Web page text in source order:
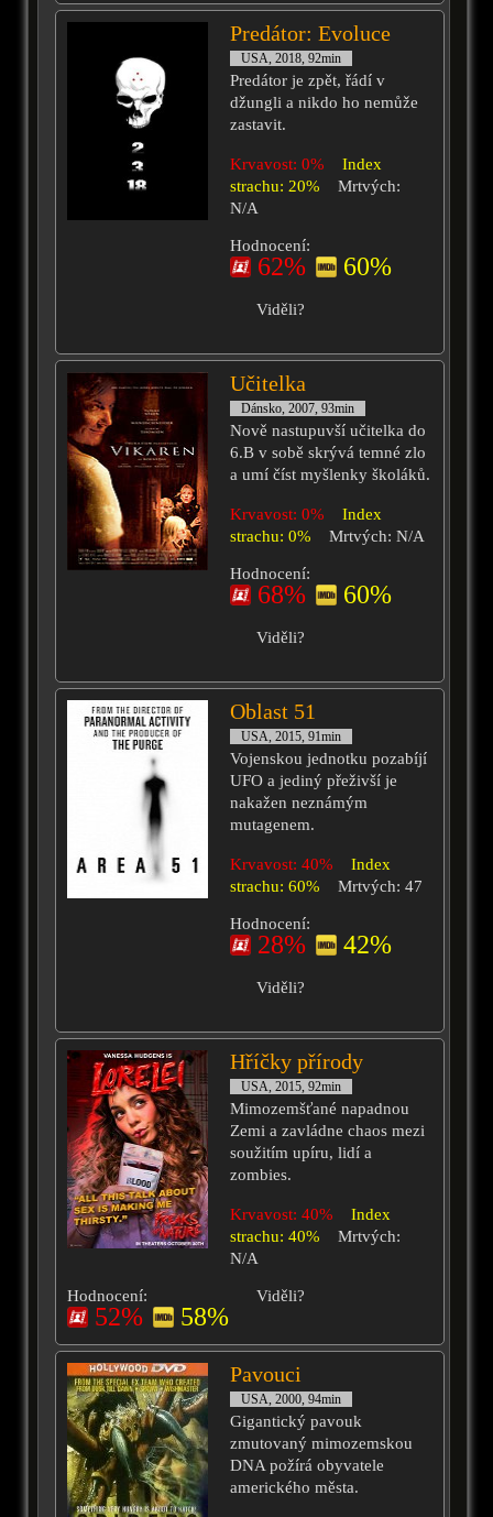
Predátor: Evoluce
USA, 2018, 92min
Predátor je zpět, řádí v
džungli a nikdo ho nemůže
zastavit.
Krvavost: 0%
Index
strachu: 20%
Mrtvých:
N/A
Hodnocení:
62% 60%
Viděli?
Učitelka
Dánsko, 2007, 93min
Nově nastupuvší učitelka do
6.B v sobě skrývá temné zlo
a umí číst myšlenky školáků.
Krvavost: 0%
Index
strachu: 0%
Mrtvých: N/A
Hodnocení:
68% 60%
Viděli?
Oblast 51
USA, 2015, 91min
Vojenskou jednotku pozabíjí
UFO a jediný přeživší je
nakažen neznámým
mutagenem.
Krvavost: 40%
Index
strachu: 60%
Mrtvých: 47
Hodnocení:
28% 42%
Viděli?
Hříčky přírody
USA, 2015, 92min
Mimozemšťané napadnou
Zemi a zavládne chaos mezi
soužitím upíru, lidí a
zombies.
Krvavost: 40%
Index
strachu: 40%
Mrtvých:
N/A
Hodnocení:
52% 58%
Viděli?
Pavouci
USA, 2000, 94min
Gigantický pavouk
zmutovaný mimozemskou
DNA požírá obyvatele
amerického města.